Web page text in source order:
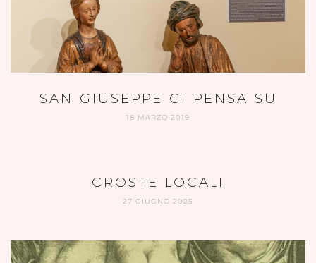
SAN GIUSEPPE CI PENSA SU
18 MARZO 2019
CROSTE LOCALI
27 GIUGNO 2025